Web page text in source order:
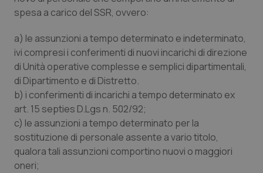
Tumore al seno
Tumore ovarico
Tumori del Polmone & Testa Collo
Tumori gastrointestinali
Ulcera & Reflusso
Vaccini
spesa a carico del SSR, ovvero:
a) le assunzioni a tempo determinato e indeterminato,
ivi compresi i conferimenti di nuovi incarichi di direzione
di Unità operative complesse e semplici dipartimentali,
di Dipartimento e di Distretto.
b) i conferimenti di incarichi a tempo determinato ex
art. 15 septies D.Lgs n. 502/92;
c) le assunzioni a tempo determinato per la
sostituzione di personale assente a vario titolo,
qualora tali assunzioni comportino nuovi o maggiori
oneri;